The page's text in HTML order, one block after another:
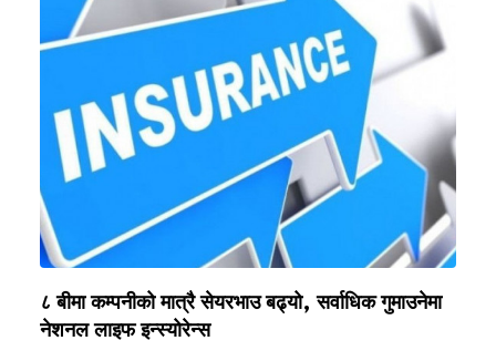
८ बीमा कम्पनीको मात्रै सेयरभाउ बढ्यो, सर्वाधिक गुमाउनेमा
नेशनल लाइफ इन्स्योरेन्स